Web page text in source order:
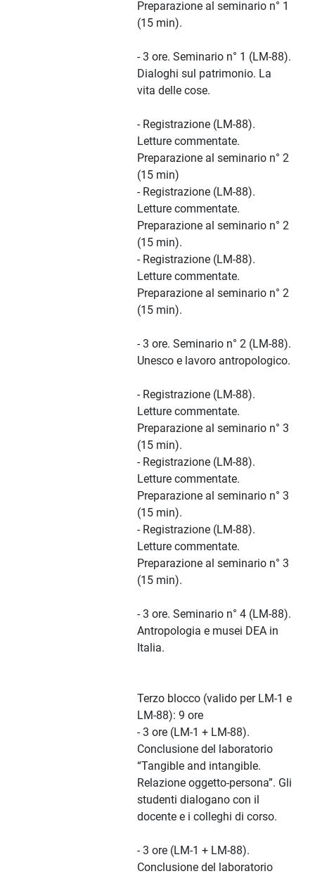
Preparazione al seminario n° 1
(15 min).
- 3 ore. Seminario n° 1 (LM-88).
Dialoghi sul patrimonio. La
vita delle cose.
- Registrazione (LM-88).
Letture commentate.
Preparazione al seminario n° 2
(15 min)
- Registrazione (LM-88).
Letture commentate.
Preparazione al seminario n° 2
(15 min).
- Registrazione (LM-88).
Letture commentate.
Preparazione al seminario n° 2
(15 min).
- 3 ore. Seminario n° 2 (LM-88).
Unesco e lavoro antropologico.
- Registrazione (LM-88).
Letture commentate.
Preparazione al seminario n° 3
(15 min).
- Registrazione (LM-88).
Letture commentate.
Preparazione al seminario n° 3
(15 min).
- Registrazione (LM-88).
Letture commentate.
Preparazione al seminario n° 3
(15 min).
- 3 ore. Seminario n° 4 (LM-88).
Antropologia e musei DEA in
Italia.
Terzo blocco (valido per LM-1 e
LM-88): 9 ore
- 3 ore (LM-1 + LM-88).
Conclusione del laboratorio
“Tangible and intangible.
Relazione oggetto-persona”. Gli
studenti dialogano con il
docente e i colleghi di corso.
- 3 ore (LM-1 + LM-88).
Conclusione del laboratorio